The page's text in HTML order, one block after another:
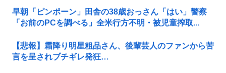
早朝「ピンポーン」田舎の38歳おっさん「はい」警察
「お前のPCを調べる」全米行方不明・被児童搾取...
【悲報】霜降り明星粗品さん、後輩芸人のファンから苦
言を呈されブチギレ発狂…